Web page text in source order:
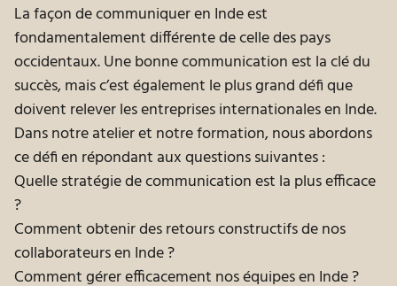
La façon de communiquer en Inde est
fondamentalement différente de celle des pays
occidentaux. Une bonne communication est la clé du
succès, mais c’est également le plus grand défi que
doivent relever les entreprises internationales en Inde.
Dans notre atelier et notre formation, nous abordons
ce défi en répondant aux questions suivantes :
Quelle stratégie de communication est la plus efficace
?
Comment obtenir des retours constructifs de nos
collaborateurs en Inde ?
Comment gérer efficacement nos équipes en Inde ?